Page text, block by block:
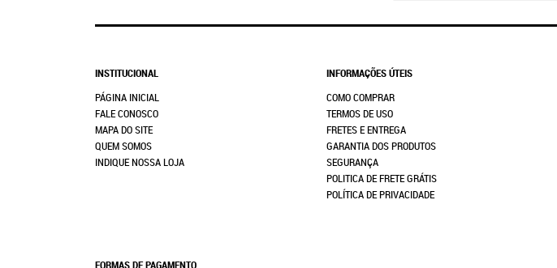
INSTITUCIONAL
PÁGINA INICIAL
FALE CONOSCO
MAPA DO SITE
QUEM SOMOS
INDIQUE NOSSA LOJA
INFORMAÇÕES ÚTEIS
COMO COMPRAR
TERMOS DE USO
FRETES E ENTREGA
GARANTIA DOS PRODUTOS
SEGURANÇA
POLITICA DE FRETE GRÁTIS
POLÍTICA DE PRIVACIDADE
FORMAS DE PAGAMENTO